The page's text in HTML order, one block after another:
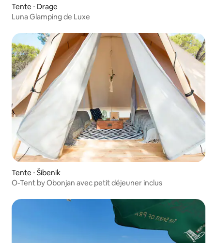
Tente ⋅ Drage
Luna Glamping de Luxe
Tente ⋅ Šibenik
O-Tent by Obonjan avec petit déjeuner inclus